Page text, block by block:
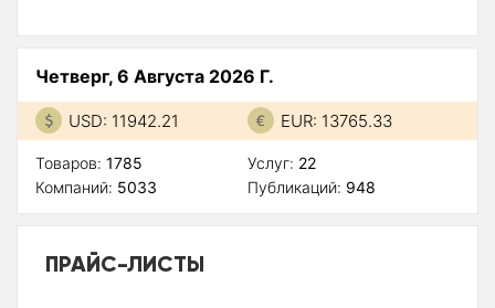
Четверг, 6 Августа 2026 Г.
USD: 11942.21 EUR: 13765.33
Товаров: 1785
Компаний: 5033
Услуг: 22
Публикаций: 948
ПРАЙС-ЛИСТЫ